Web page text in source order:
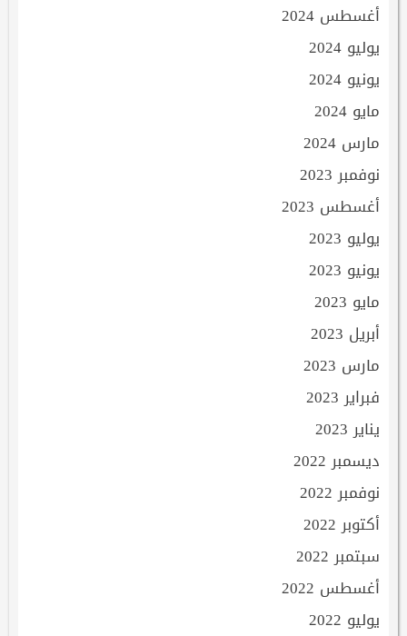
أغسطس 2024
يوليو 2024
يونيو 2024
مايو 2024
مارس 2024
نوفمبر 2023
أغسطس 2023
يوليو 2023
يونيو 2023
مايو 2023
أبريل 2023
مارس 2023
فبراير 2023
يناير 2023
ديسمبر 2022
نوفمبر 2022
أكتوبر 2022
سبتمبر 2022
أغسطس 2022
يوليو 2022